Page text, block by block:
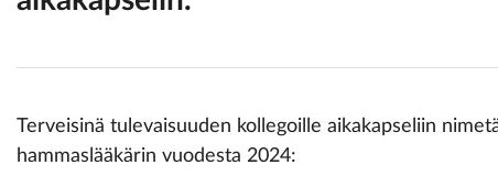
Terveisinä tulevaisuuden kollegoille aikakapseliin
hammaslääkärin vuodesta 2024: